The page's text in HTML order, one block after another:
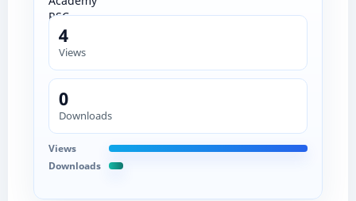
4
Views
0
Downloads
Views
Downloads